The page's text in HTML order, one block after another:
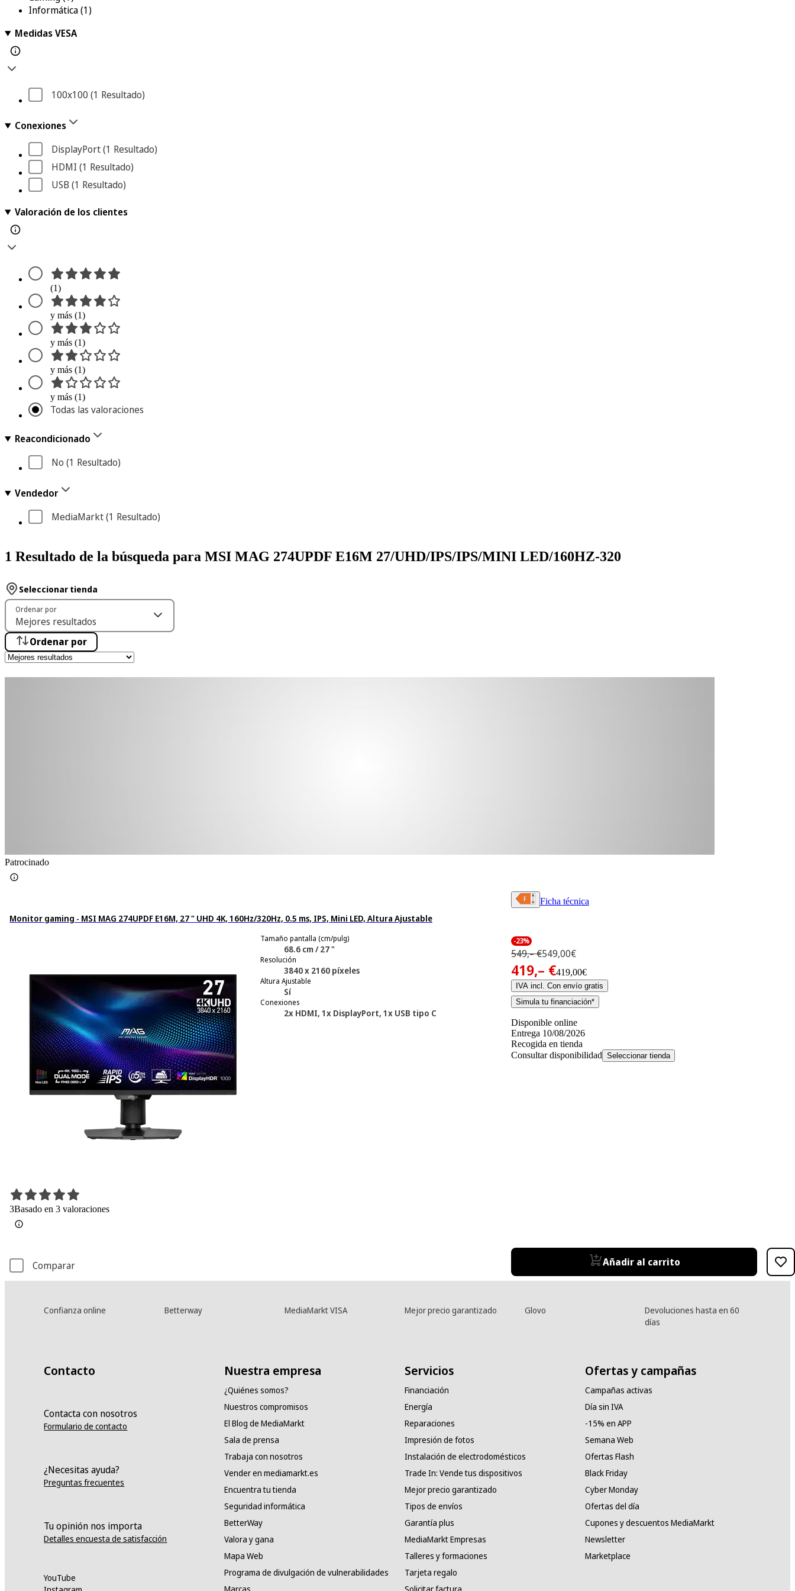
Informática(1)
Medidas VESA
100x100 (1 Resultado)
Conexiones
DisplayPort (1 Resultado)
HDMI (1 Resultado)
USB (1 Resultado)
Valoración de los clientes
(1)
y más (1)
y más (1)
y más (1)
y más (1)
Todas las valoraciones
Reacondicionado
No (1 Resultado)
Vendedor
MediaMarkt (1 Resultado)
1 Resultado de la búsqueda para MSI MAG 274UPDF E16M 27/UHD/IPS/IPS/MINI LED/160HZ-320
Seleccionar tienda
Ordenar por
Ordenar por
Patrocinado
Ficha técnica
Monitor gaming - MSI MAG 274UPDF E16M, 27 " UHD 4K, 160Hz/320Hz, 0.5 ms, IPS, Mini LED, Altura Ajustable
3Basado en 3 valoraciones
Tamaño pantalla (cm/pulg)
68.6 cm / 27 "
Resolución
3840 x 2160 píxeles
Altura Ajustable
Sí
Conexiones
2x HDMI, 1x DisplayPort, 1x USB tipo C
-23%
549,– €549,00€
419,– €419,00€
IVA incl. Con envío gratis
Simula tu financiación*
Disponible online
Entrega 10/08/2026
Recogida en tienda
Consultar disponibilidad Seleccionar tienda
Comparar Añadir al carrito
Confianza online Betterway MediaMarkt VISA Mejor precio garantizado Glovo
Devoluciones hasta en 60
días
Contacto
Contacta con nosotros
Formulario de contacto
¿Necesitas ayuda?
Preguntas frecuentes
Tu opinión nos importa
Detalles encuesta de satisfacción
YouTube
Nuestra empresa
¿Quiénes somos?
Nuestros compromisos
El Blog de MediaMarkt
Sala de prensa
Trabaja con nosotros
Vender en mediamarkt.es
Encuentra tu tienda
Seguridad informática
BetterWay
Valora y gana
Mapa Web
Programa de divulgación de vulnerabilidades
Servicios
Financiación
Energía
Reparaciones
Impresión de fotos
Instalación de electrodomésticos
Trade In: Vende tus dispositivos
Mejor precio garantizado
Tipos de envíos
Garantía plus
MediaMarkt Empresas
Talleres y formaciones
Tarjeta regalo
Ofertas y campañas
Campañas activas
Día sin IVA
-15% en APP
Semana Web
Ofertas Flash
Black Friday
Cyber Monday
Ofertas del día
Cupones y descuentos MediaMarkt
Newsletter
Marketplace